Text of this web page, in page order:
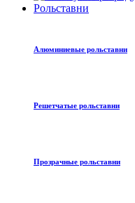
Рольставни
Алюминиевые рольставни
Решетчатые рольставни
Прозрачные рольставни